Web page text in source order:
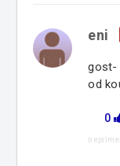
eni
gost-
od
0